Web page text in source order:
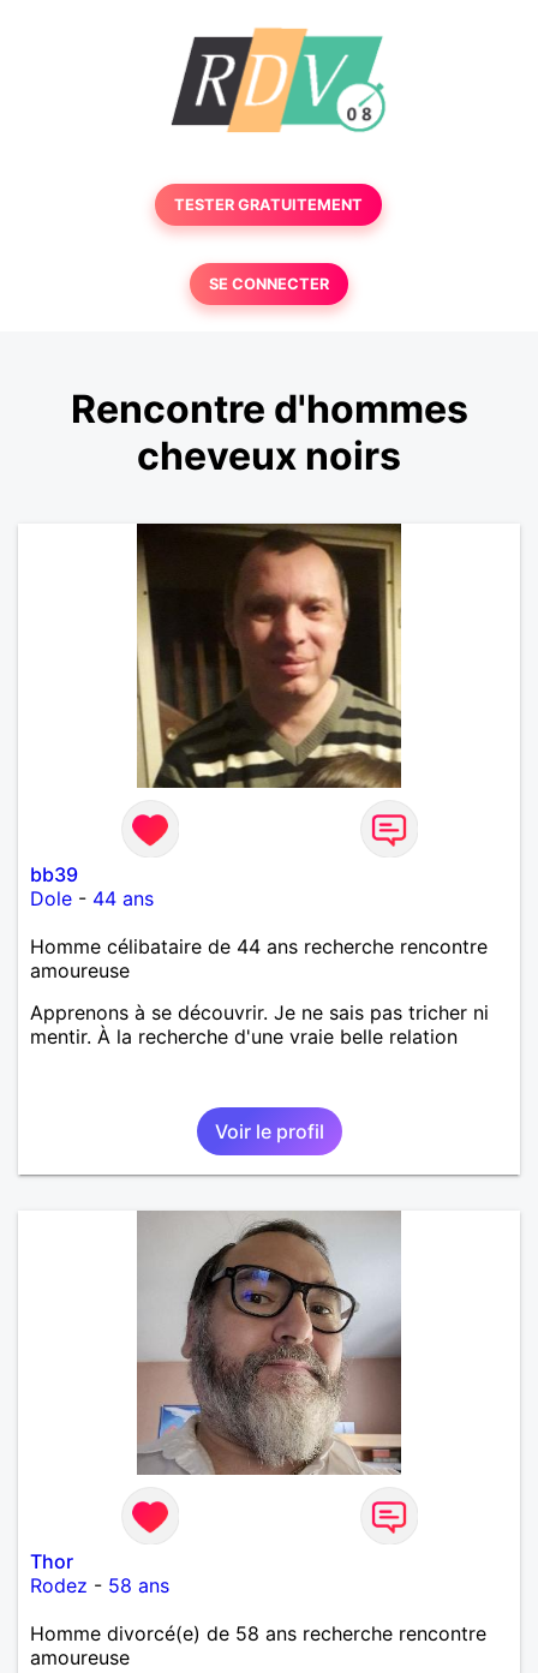
TESTER GRATUITEMENT
SE CONNECTER
Rencontre d'hommes
cheveux noirs
bb39
Dole - 44 ans
Homme célibataire de 44 ans recherche rencontre
amoureuse
Apprenons à se découvrir. Je ne sais pas tricher ni
mentir. À la recherche d'une vraie belle relation
Voir le profil
Thor
Rodez - 58 ans
Homme divorcé(e) de 58 ans recherche rencontre
amoureuse